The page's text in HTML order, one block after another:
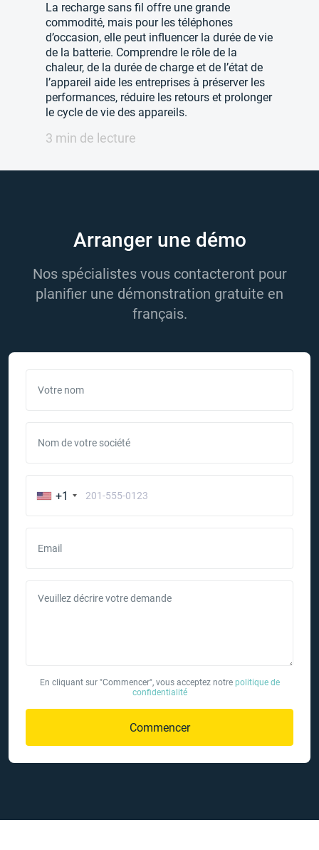
La recharge sans fil offre une grande
commodité, mais pour les téléphones
d’occasion, elle peut influencer la durée de vie
de la batterie. Comprendre le rôle de la
chaleur, de la durée de charge et de l’état de
l’appareil aide les entreprises à préserver les
performances, réduire les retours et prolonger
le cycle de vie des appareils.
3 min de lecture
Arranger une démo
Nos spécialistes vous contacteront pour
planifier une démonstration gratuite en
français.
Votre nom
Nom de votre société
+1
Email
Veuillez décrire votre demande
En cliquant sur "Commencer", vous acceptez notre politique de
confidentialité
Commencer